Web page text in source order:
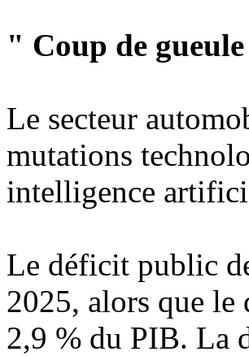
" Coup de
Le secteur
mutations
intelligence
Le déficit public
2025, alors que le
2,9 % du PIB. La